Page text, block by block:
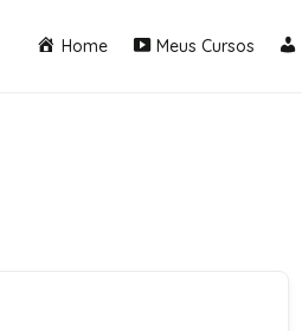
Home Meus Cursos